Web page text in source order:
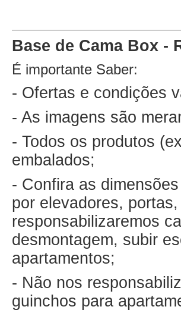
Base de Cama Box -
É importante Saber:
- Ofertas e condições
- As imagens são
- Todos os produtos
embalados;
- Confira as
por elevadores,
responsabilizaremos
desmontagem, subir
apartamentos;
- Não nos
guinchos para